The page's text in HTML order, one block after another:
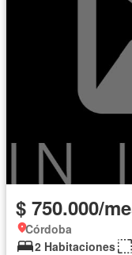
$ 750.000/
Córdoba
2 Habitaciones